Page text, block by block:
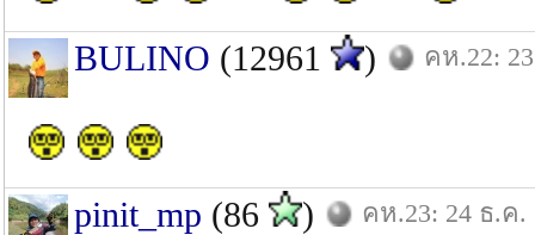
BULINO (12961 ) คห.22:
pinit_mp (86 ) คห.23: 24 ธ.ค.